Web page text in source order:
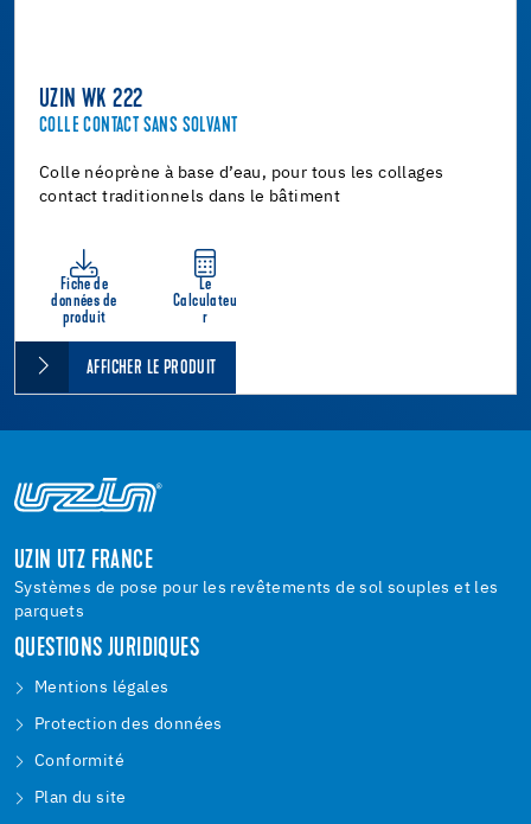
UZIN WK 222
COLLE CONTACT SANS SOLVANT
Colle néoprène à base d’eau, pour tous les collages
contact traditionnels dans le bâtiment
Fiche de
données de
produit
Le
Calculateu
r
AFFICHER LE PRODUIT
UZIN UTZ FRANCE
Systèmes de pose pour les revêtements de sol souples et les
parquets
QUESTIONS JURIDIQUES
Mentions légales
Protection des données
Conformité
Plan du site